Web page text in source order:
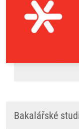
Bakalářské